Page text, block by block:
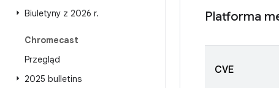
Biuletyny z 2026 r.
Chromecast
Przegląd
2025 bulletins
Platforma
CVE